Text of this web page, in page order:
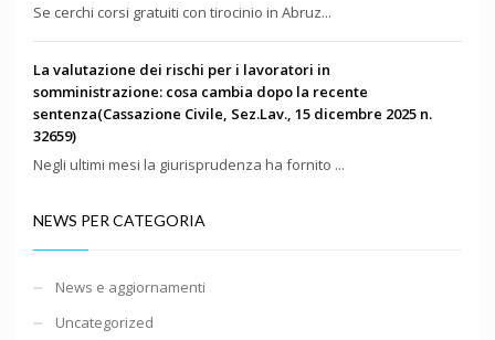
Se cerchi corsi gratuiti con tirocinio in Abruz...
La valutazione dei rischi per i lavoratori in
somministrazione: cosa cambia dopo la recente
sentenza(Cassazione Civile, Sez.Lav., 15 dicembre 2025 n.
32659)
Negli ultimi mesi la giurisprudenza ha fornito ...
NEWS PER CATEGORIA
News e aggiornamenti
Uncategorized